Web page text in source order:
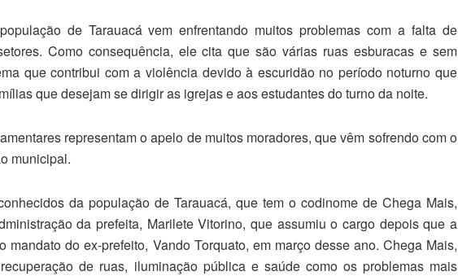
de Tarauacá vem enfrentando muitos problemas com a falta de
Como consequência, ele cita que são várias ruas esburacas e sem
que contribui com a violência devido à escuridão no período noturno que
que desejam se dirigir as igrejas e aos estudantes do turno da noite.
representam o apelo de muitos moradores, que vêm sofrendo com o
municipal.
da população de Tarauacá, que tem o codinome de Chega Mais,
da prefeita, Marilete Vitorino, que assumiu o cargo depois que a
mandato do ex-prefeito, Vando Torquato, em março desse ano. Chega Mais,
de ruas, iluminação pública e saúde como os problemas mais